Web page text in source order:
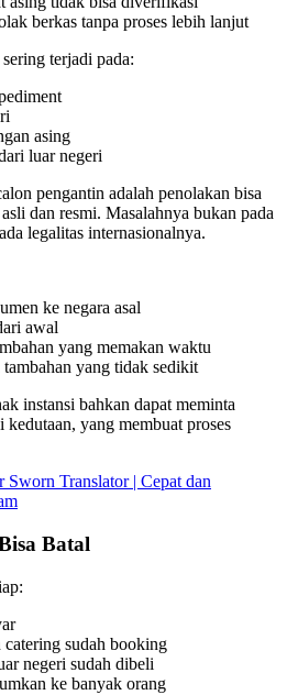
berkas tanpa proses lebih lanjut
terjadi pada:
asing
luar negeri
pengantin adalah penolakan bisa
dan resmi. Masalahnya bukan pada
legalitas internasionalnya.
ke negara asal
awal
yang memakan waktu
yang tidak sedikit
instansi bahkan dapat meminta
yang membuat proses
Sworn Translator | Cepat dan
Batal
sudah booking
negeri sudah dibeli
ke banyak orang